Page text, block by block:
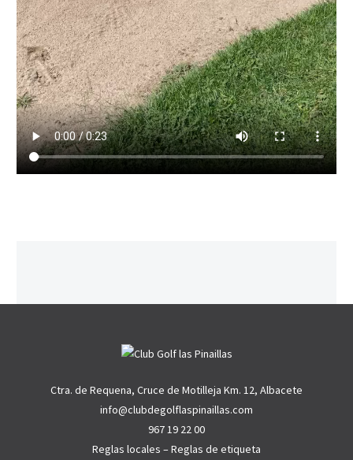
Ctra. de Requena, Cruce de Motilleja Km. 12, Albacete
info@clubdegolflaspinaillas.com
967 19 22 00
Reglas locales –Reglas de etiqueta